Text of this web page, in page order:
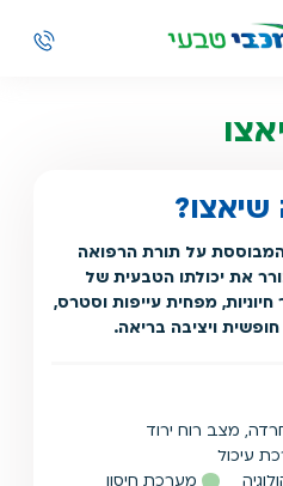
על תורת הרפואה
את יכולתו הטבעית של
מפחית עייפות וסטרס,
ויציבה בריאה.
מצב רוח ירוד
עיכול
מערכת חיסון